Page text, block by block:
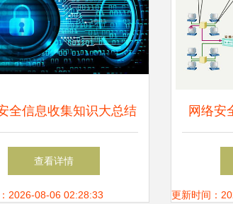
全信息收集知识大总结
从防护到开发实践
查看详情
2026-08-06 02:28:33
网络安
全威胁
更新时间：